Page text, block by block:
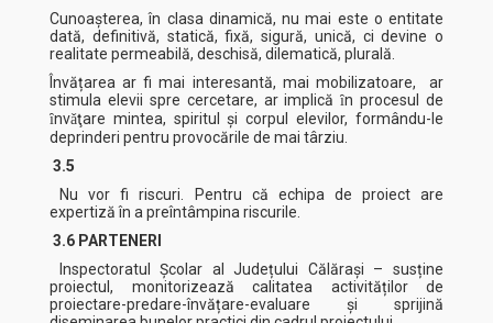
Cunoaşterea, în clasa dinamică, nu mai este o entitate
dată, definitivă, statică, fixă, sigură, unică, ci devine o
realitate permeabilă, deschisă, dilematică, plurală.
Învățarea ar fi mai interesantă, mai mobilizatoare, ar
stimula elevii spre cercetare, ar implică ȋn procesul de
ȋnvǎţare mintea, spiritul și corpul elevilor, formându-le
deprinderi pentru provocările de mai târziu.
3.5
Nu vor fi riscuri. Pentru că echipa de proiect are
expertiză în a preîntâmpina riscurile.
3.6 PARTENERI
Inspectoratul Școlar al Județului Călărași – susține
proiectul, monitorizează calitatea activităților de
proiectare-predare-învățare-evaluare și sprijină